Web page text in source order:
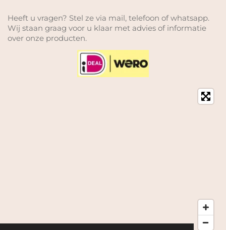
Heeft u vragen? Stel ze via mail, telefoon of whatsapp.
Wij staan graag voor u klaar met advies of informatie
over onze producten.